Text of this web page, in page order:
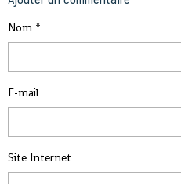
Nom
E-mail
Site Internet